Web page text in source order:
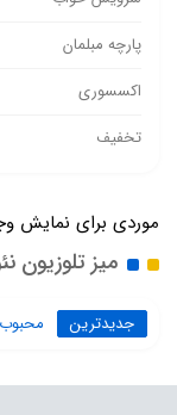
پارچه مبلمان
اکسسوری
تخفیف
موردی برای نمایش
میز تلوزیون
جدیدترین